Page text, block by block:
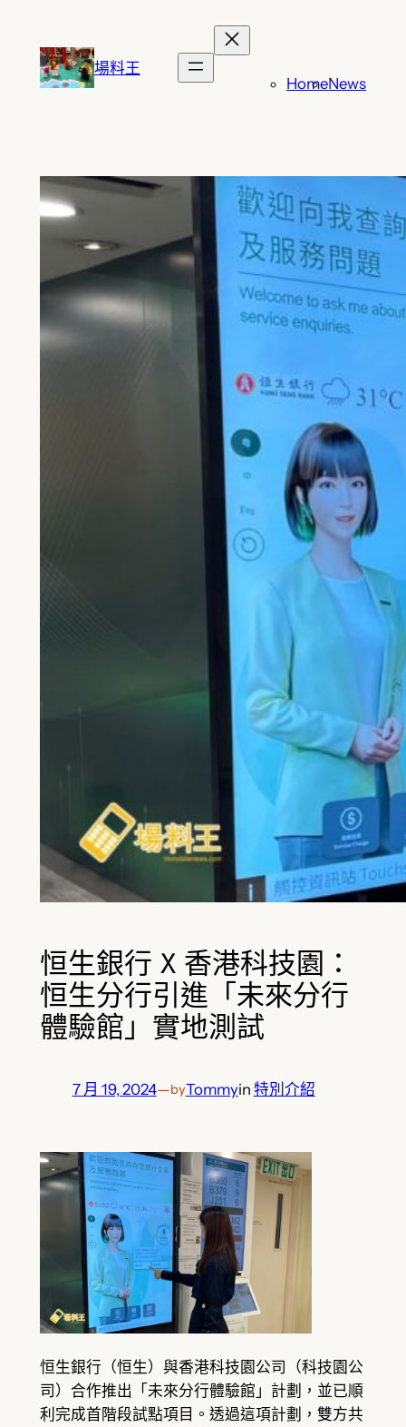
場料王
HomeNews
恒生銀行 X 香港科技園：
恒生分行引進「未來分行
體驗館」實地測試
7 月 19, 2024—byTommyin 特別介紹
恒生銀行（恒生）與香港科技園公司（科技園公
司）合作推出「未來分行體驗館」計劃，並已順
利完成首階段試點項目。透過這項計劃，雙方共